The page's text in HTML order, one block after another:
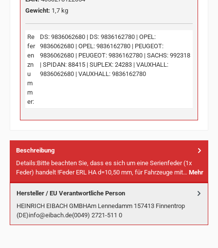
Gewicht: 1,7 kg
Re
fer
en
zn
u
m
m
er:
DS: 9836062680 | DS: 9836162780 | OPEL:
9836062680 | OPEL: 9836162780 | PEUGEOT:
9836062680 | PEUGEOT: 9836162780 | SACHS: 992318
| SPIDAN: 88415 | SUPLEX: 24283 | VAUXHALL:
9836062680 | VAUXHALL: 9836162780
Beschreibung
Details:Bitte beachten Sie, dass es sich um eine Serienfeder (1x
Feder) handelt !Feder ERL HA d=10,50 mm, für Fahrzeuge mit… Mehr
Hersteller / EU Verantwortliche Person
HEINRICH EIBACH GMBHAm Lennedamm 157413 Finnentrop
(DE)info@eibach.de(0049) 2721-511 0